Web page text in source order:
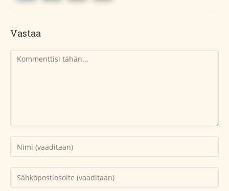
Vastaa
Kommentti
Kirjoita
nimesi
tai
käyttäjätunnuksesi
Kirjoita
sähköpostiosoitteesi